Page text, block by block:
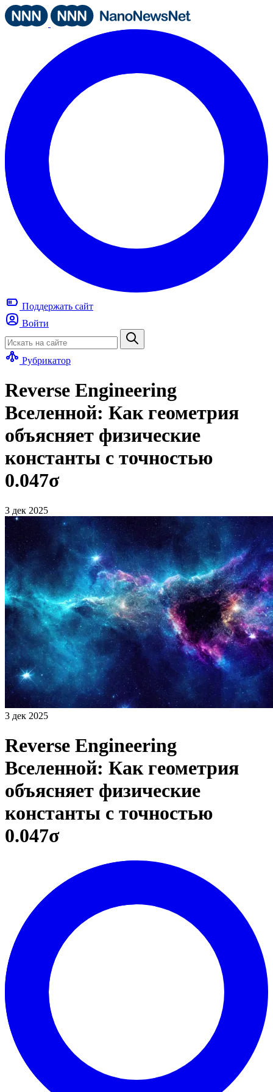
Поддержать сайт
Войти
Рубрикатор
Reverse Engineering
Вселенной: Как геометрия
объясняет физические
константы с точностью
0.047σ
3 дек 2025
3 дек 2025
Reverse Engineering
Вселенной: Как геометрия
объясняет физические
константы с точностью
0.047σ